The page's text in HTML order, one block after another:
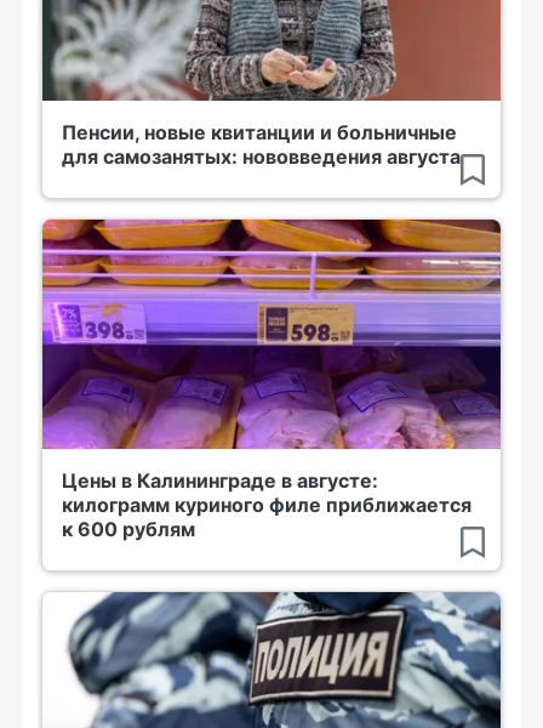
Пенсии, новые квитанции и больничные
для самозанятых: нововведения августа
Цены в Калининграде в августе:
килограмм куриного филе приближается
к 600 рублям